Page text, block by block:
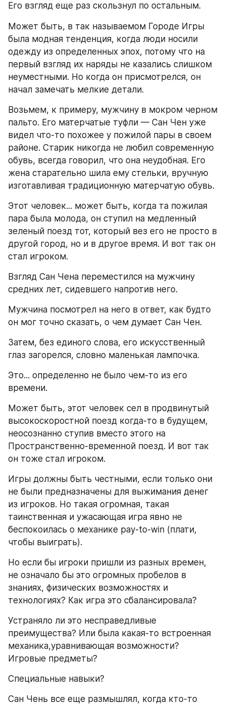
Его взгляд еще раз скользнул по остальным.
Может быть, в так называемом Городе Игры
была модная тенденция, когда люди носили
одежду из определенных эпох, потому что на
первый взгляд их наряды не казались слишком
неуместными. Но когда он присмотрелся, он
начал замечать мелкие детали.
Возьмем, к примеру, мужчину в мокром черном
пальто. Его матерчатые туфли — Сан Чен уже
видел что-то похожее у пожилой пары в своем
районе. Старик никогда не любил современную
обувь, всегда говорил, что она неудобная. Его
жена старательно шила ему стельки, вручную
изготавливая традиционную матерчатую обувь.
Этот человек... может быть, когда та пожилая
пара была молода, он ступил на медленный
зеленый поезд тот, который вез его не просто в
другой город, но и в другое время. И вот так он
стал игроком.
Взгляд Сан Чена переместился на мужчину
средних лет, сидевшего напротив него.
Мужчина посмотрел на него в ответ, как будто
он мог точно сказать, о чем думает Сан Чен.
Затем, без единого слова, его искусственный
глаз загорелся, словно маленькая лампочка.
Это... определенно не было чем-то из его
времени.
Может быть, этот человек сел в продвинутый
высокоскоростной поезд когда-то в будущем,
неосознанно ступив вместо этого на
Пространственно-временной поезд. И вот так
он тоже стал игроком.
Игры должны быть честными, если только они
не были предназначены для выжимания денег
из игроков. Но такая огромная, такая
таинственная и ужасающая игра явно не
беспокоилась о механике pay-to-win (плати,
чтобы выиграть).
Но если бы игроки пришли из разных времен,
не означало бы это огромных пробелов в
знаниях, физических возможностях и
технологиях? Как игра это сбалансировала?
Устраняло ли это несправедливые
преимущества? Или была какая-то встроенная
механика,уравнивающая возможности?
Игровые предметы?
Специальные навыки?
Сан Чень все еще размышлял, когда кто-то